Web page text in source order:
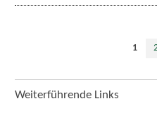
1
Weiterführende Links